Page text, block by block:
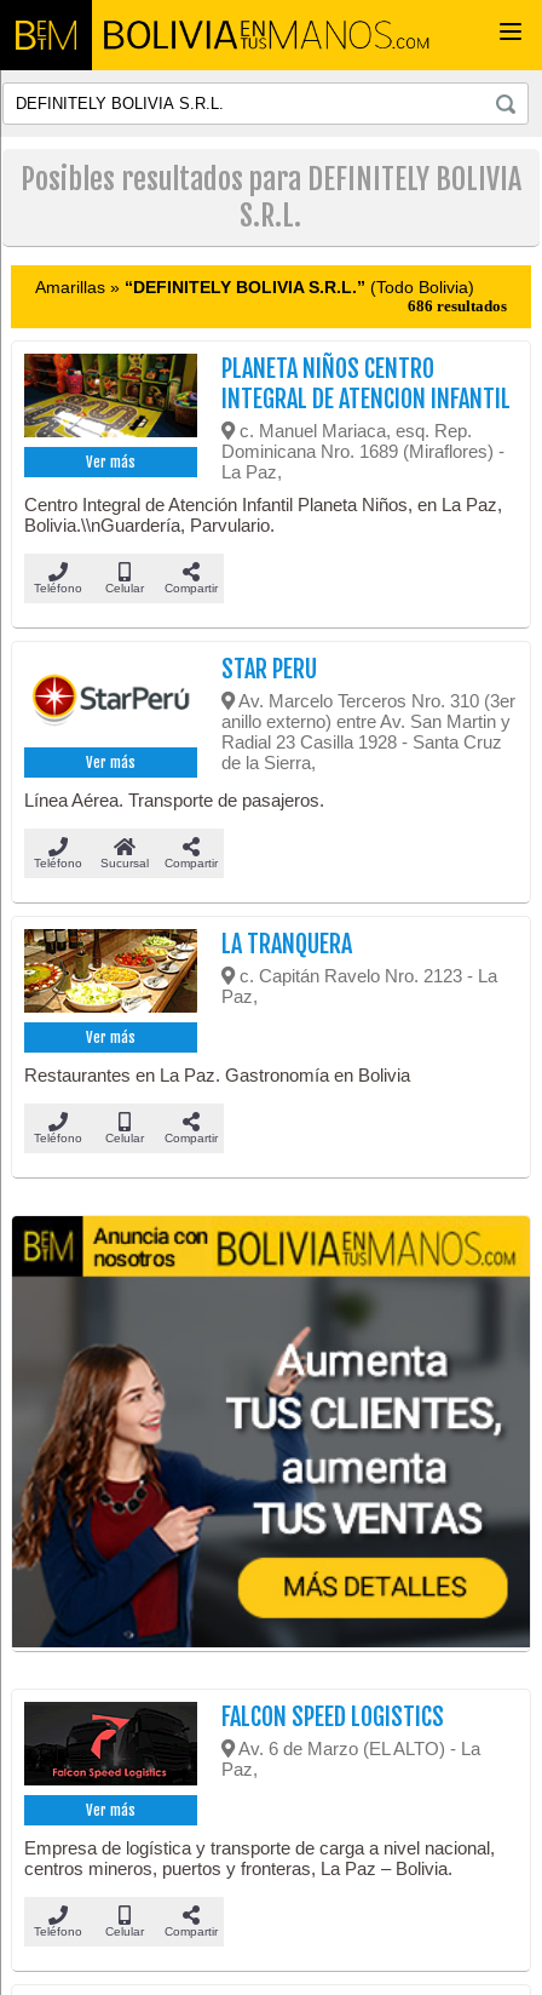
Posibles resultados para DEFINITELY BOLIVIA
S.R.L.
Amarillas » “DEFINITELY BOLIVIA S.R.L.” (Todo Bolivia)
686 resultados
Ver más
PLANETA NIÑOS CENTRO
INTEGRAL DE ATENCION INFANTIL
c. Manuel Mariaca, esq. Rep.
Dominicana Nro. 1689 (Miraflores) -
La Paz,
Centro Integral de Atención Infantil Planeta Niños, en La Paz,
Bolivia.\\nGuardería, Parvulario.
Teléfono Celular Compartir
Ver más
STAR PERU
Av. Marcelo Terceros Nro. 310 (3er
anillo externo) entre Av. San Martin y
Radial 23 Casilla 1928 - Santa Cruz
de la Sierra,
Línea Aérea. Transporte de pasajeros.
Teléfono Sucursal Compartir
Ver más
LA TRANQUERA
c. Capitán Ravelo Nro. 2123 - La
Paz,
Restaurantes en La Paz. Gastronomía en Bolivia
Teléfono Celular Compartir
Ver más
FALCON SPEED LOGISTICS
Av. 6 de Marzo (EL ALTO) - La
Paz,
Empresa de logística y transporte de carga a nivel nacional,
centros mineros, puertos y fronteras, La Paz – Bolivia.
Teléfono Celular Compartir